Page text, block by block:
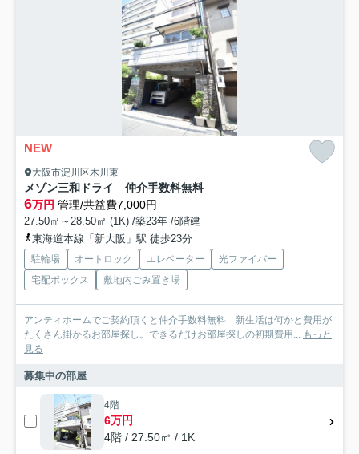
NEW
大阪市淀川区木川東
メゾン三和ドライ 仲介手数料無料
6万円 管理/共益費7,000円
27.50㎡～28.50㎡ (1K) /築23年 /6階建
東海道本線「新大阪」駅 徒歩23分
駐輪場 オートロック エレベーター
光ファイバー
宅配ボックス
敷地内ごみ置き場
アンティホームでご契約頂くと仲介手数料無料 新生活は何かと費用が
たくさん掛かるお部屋探し。できるだけお部屋探しの初期費用...
もっと
見る
募集中の部屋
4階
6万円
4階 / 27.50㎡ / 1K